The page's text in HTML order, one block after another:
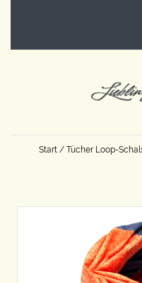
Start / Tücher Loop-